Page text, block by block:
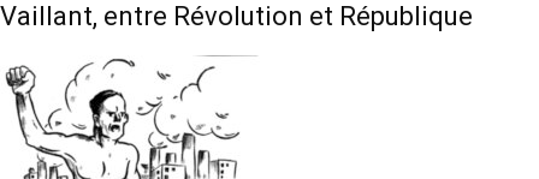
Vaillant, entre Révolution et République